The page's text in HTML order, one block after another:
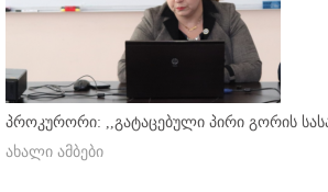
პროკურორი: ,,გატაცებული პირი გორის
ახალი ამბები